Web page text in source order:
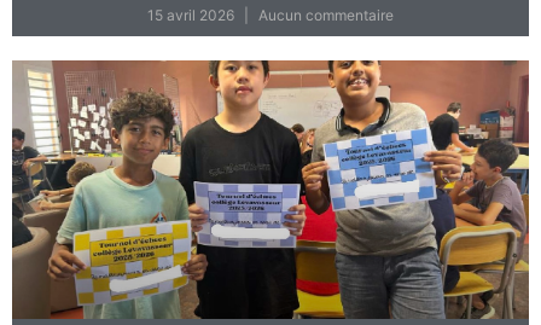
15 avril 2026 Aucun commentaire